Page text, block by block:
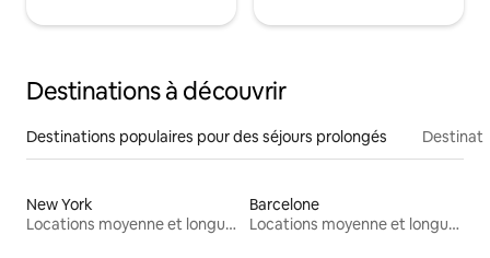
Destinations à découvrir
Destinations populaires pour des séjours prolongés
New York
Locations moyenne et longue durée
Barcelone
Locations moyenne et longue durée